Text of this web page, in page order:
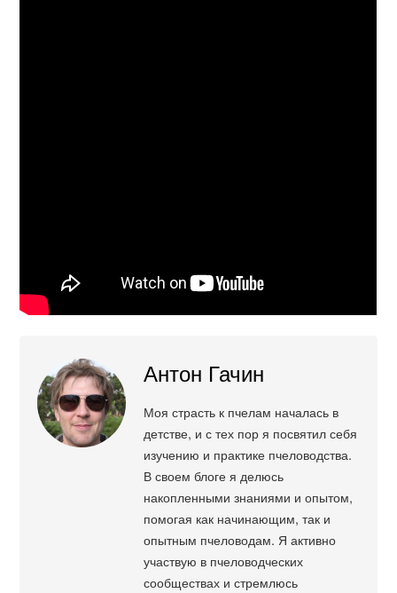
Антон Гачин
Моя страсть к пчелам началась в
детстве, и с тех пор я посвятил себя
изучению и практике пчеловодства.
В своем блоге я делюсь
накопленными знаниями и опытом,
помогая как начинающим, так и
опытным пчеловодам. Я активно
участвую в пчеловодческих
сообществах и стремлюсь